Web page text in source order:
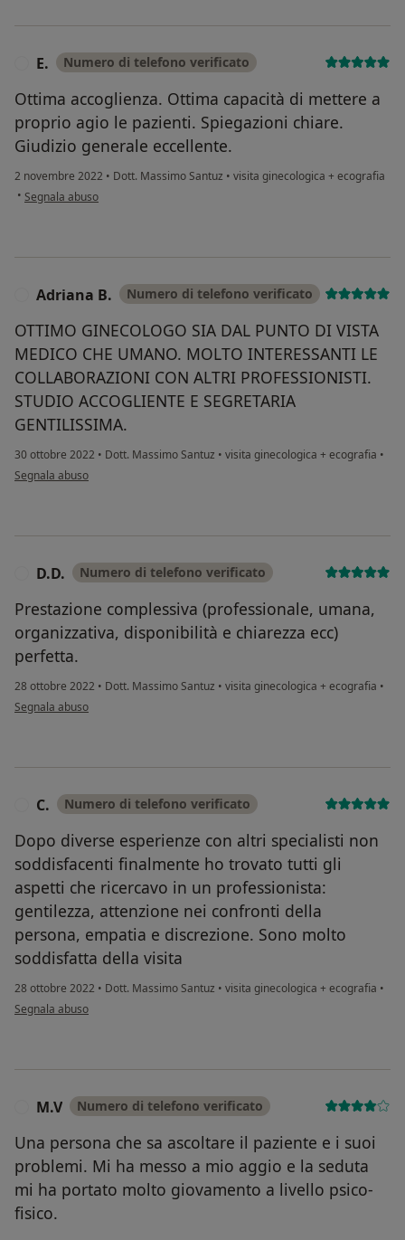
E. Numero di telefono verificato
Ottima accoglienza. Ottima capacità di mettere a
proprio agio le pazienti. Spiegazioni chiare.
Giudizio generale eccellente.
2 novembre 2022 • Dott. Massimo Santuz • visita ginecologica + ecografia
• secondo l'opinione dell'utente E.
Segnala abuso
Adriana B. Numero di telefono verificato
OTTIMO GINECOLOGO SIA DAL PUNTO DI VISTA
MEDICO CHE UMANO. MOLTO INTERESSANTI LE
COLLABORAZIONI CON ALTRI PROFESSIONISTI.
STUDIO ACCOGLIENTE E SEGRETARIA
GENTILISSIMA.
30 ottobre 2022 • Dott. Massimo Santuz • visita ginecologica + ecografia •
secondo l'opinione dell'utente Adriana B.
Segnala abuso
D.D. Numero di telefono verificato
Prestazione complessiva (professionale, umana,
organizzativa, disponibilità e chiarezza ecc)
perfetta.
28 ottobre 2022 • Dott. Massimo Santuz • visita ginecologica + ecografia •
secondo l'opinione dell'utente D.D.
Segnala abuso
C. Numero di telefono verificato
Dopo diverse esperienze con altri specialisti non
soddisfacenti finalmente ho trovato tutti gli
aspetti che ricercavo in un professionista:
gentilezza, attenzione nei confronti della
persona, empatia e discrezione. Sono molto
soddisfatta della visita
28 ottobre 2022 • Dott. Massimo Santuz • visita ginecologica + ecografia •
secondo l'opinione dell'utente C.
Segnala abuso
M.V Numero di telefono verificato
Una persona che sa ascoltare il paziente e i suoi
problemi. Mi ha messo a mio aggio e la seduta
mi ha portato molto giovamento a livello psico-
fisico.